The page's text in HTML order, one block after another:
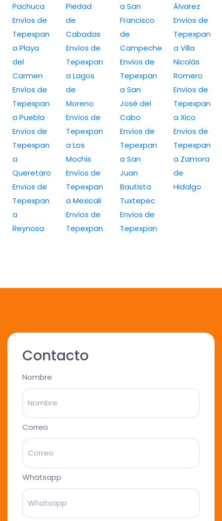
Pachuca
Envíos de
Tepexpan
a Playa
del
Carmen
Envíos de
Tepexpan
a Puebla
Envíos de
Tepexpan
a
Queretaro
Envíos de
Tepexpan
a
Reynosa
Piedad
de
Cabadas
Envíos de
Tepexpan
a Lagos
de
Moreno
Envíos de
Tepexpan
a Los
Mochis
Envíos de
Tepexpan
a Mexicali
Envíos de
Tepexpan
a San
Francisco
de
Campeche
Envíos de
Tepexpan
a San
José del
Cabo
Envíos de
Tepexpan
a San
Juan
Bautista
Tuxtepec
Envíos de
Tepexpan
Álvarez
Envíos de
Tepexpan
a Villa
Nicolás
Romero
Envíos de
Tepexpan
a Xico
Envíos de
Tepexpan
a Zamora
de
Hidalgo
Contacto
Nombre
Correo
Whatsapp